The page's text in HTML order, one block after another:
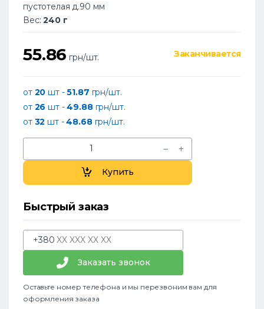
пустотелая д.90 мм
Вес:240 г
55.86 грн/шт. Заканчивается
от 20 шт -51.87 грн/шт.
от 26 шт -49.88грн/шт.
от 32 шт -48.68грн/шт.
Купить
Быстрый заказ
+380
Заказать звонок
Оставьте номер телефона и мы перезвоним вам для
оформления заказа